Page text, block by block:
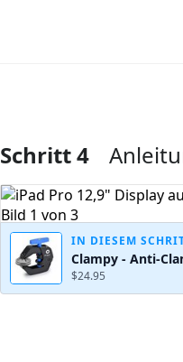
Kommentar
Schritt 4
IN DIESEM
Clampy - Anti-
$24.95